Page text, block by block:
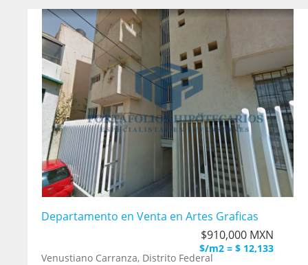
Departamento en Venta en Artes Graficas
$910,000 MXN
$/m2 = $ 12,133
Venustiano Carranza, Distrito Federal